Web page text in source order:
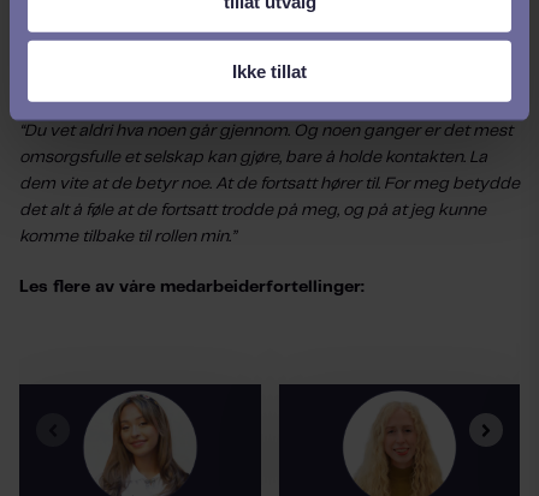
Ikke tillat
vil oppleve at ansatte går gjennom livsendrende hendelser.
“Du vet aldri hva noen går gjennom. Og noen ganger er det mest
omsorgsfulle et selskap kan gjøre, bare å holde kontakten. La
dem vite at de betyr noe. At de fortsatt hører til. For meg betydde
det alt å føle at de fortsatt trodde på meg, og på at jeg kunne
komme tilbake til rollen min.”
Les flere av våre medarbeiderfortellinger: